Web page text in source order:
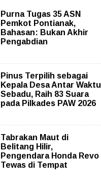
Purna Tugas 35 ASN
Pemkot Pontianak,
Bahasan: Bukan Akhir
Pengabdian
Pinus Terpilih sebagai
Kepala Desa Antar Waktu
Sebadu, Raih 83 Suara
pada Pilkades PAW 2026
Tabrakan Maut di
Belitang Hilir,
Pengendara Honda Revo
Tewas di Tempat